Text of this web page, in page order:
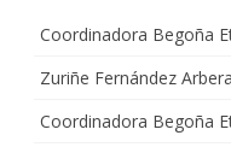
Coordinadora Begoña
Zuriñe Fernández
Coordinadora Begoña